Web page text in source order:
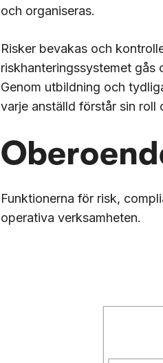
och organiseras.
Risker bevakas och
riskhanteringssystemet gås
Genom utbildning och
varje anställd förstår sin roll
Funktionerna för risk,
operativa verksamheten.